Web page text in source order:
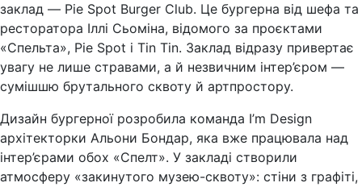
заклад — Pie Spot Burger Club. Це бургерна від шефа та
ресторатора Іллі Сьоміна, відомого за проєктами
«Спельта», Pie Spot і Tin Tin. Заклад відразу привертає
увагу не лише стравами, а й незвичним інтер’єром —
сумішшю брутального сквоту й артпростору.
Дизайн бургерної розробила команда I’m Design
архітекторки Альони Бондар, яка вже працювала над
інтер’єрами обох «Спелт». У закладі створили
атмосферу «закинутого музею-сквоту»: стіни з графіті,